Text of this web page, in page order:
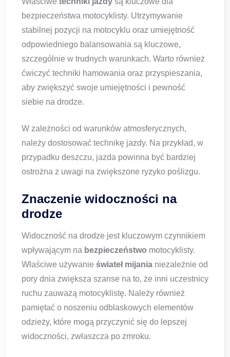
bezpieczeństwa motocyklisty. Utrzymywanie
stabilnej pozycji na motocyklu oraz umiejętność
odpowiedniego balansowania są kluczowe,
szczególnie w trudnych warunkach. Warto również
ćwiczyć techniki hamowania oraz przyspieszania,
aby zwiększyć swoje umiejętności i pewność
siebie na drodze.
W zależności od warunków atmosferycznych,
należy dostosować technikę jazdy. Na przykład, w
przypadku deszczu, jazda powinna być bardziej
ostrożna z uwagi na zwiększone ryzyko poślizgu.
Znaczenie widoczności na
drodze
Widoczność na drodze jest kluczowym czynnikiem
wpływającym na bezpieczeństwo motocyklisty.
Właściwe używanie świateł mijania niezależnie od
pory dnia zwiększa szanse na to, że inni uczestnicy
ruchu zauważą motocyklistę. Należy również
pamiętać o noszeniu odblaskowych elementów
odzieży, które mogą przyczynić się do lepszej
widoczności, zwłaszcza po zmroku.